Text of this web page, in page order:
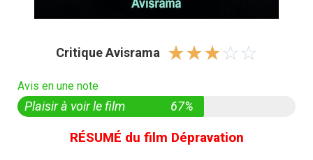
Critique Avisrama ☆☆☆☆☆
Avis en une note
Plaisir à voir le film 67%
RÉSUMÉ du film Dépravation